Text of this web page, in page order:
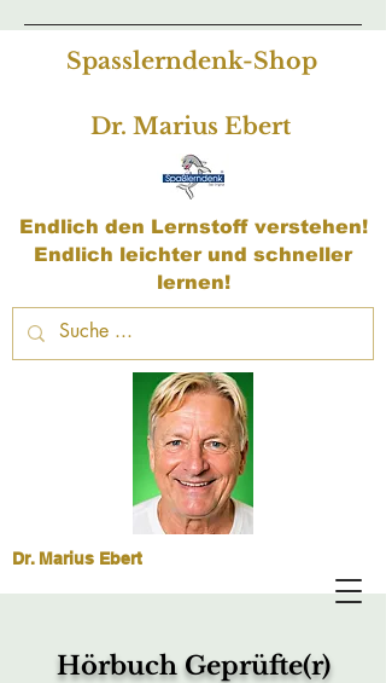
Spasslerndenk-Shop
Dr. Marius Ebert
Endlich den Lernstoff verstehen!
Endlich leichter und schneller
lernen!
Dr. Marius Ebert
Hörbuch Geprüfte(r)